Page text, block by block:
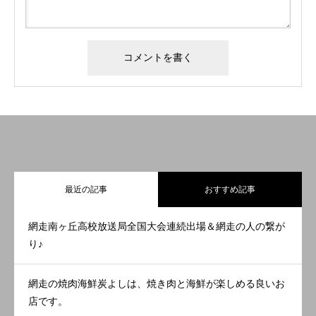
最近の記事 おすすめ記事
網走南ヶ丘高校放送局全国大会連続出場＆網走の人の繋が
り♪
網走の焼肉海鮮炭よしは、焼き肉と海鮮が楽しめる良いお
店です。